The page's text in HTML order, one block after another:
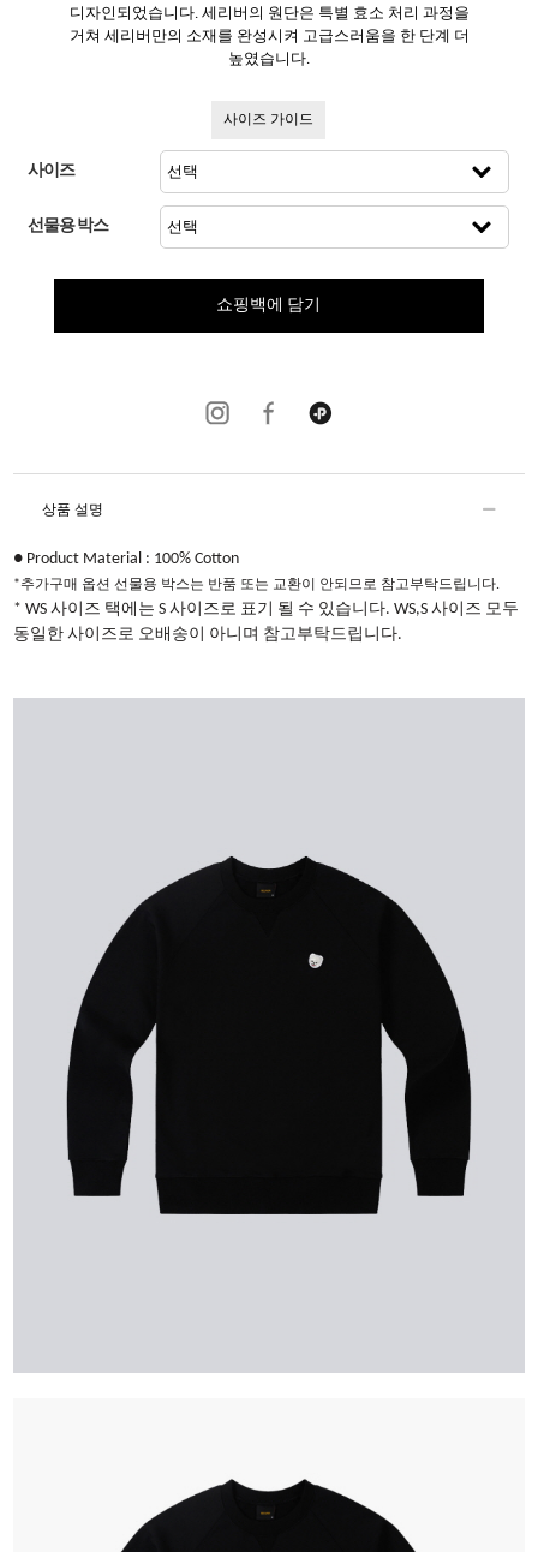
디자인되었습니다. 세리버의 원단은 특별 효소 처리 과정을
거쳐 세리버만의 소재를 완성시켜 고급스러움을 한 단계 더
높였습니다.
사이즈 가이드
사이즈
선물용 박스
쇼핑백에 담기
상품 설명
● Product Material : 100% Cotton​
*추가구매 옵션 선물용 박스는 반품 또는 교환이 안되므로 참고부탁드립니다.
* WS 사이즈 택에는 S 사이즈로 표기 될 수 있습니다. WS,S 사이즈 모두
동일한 사이즈로 오배송이 아니며 참고부탁드립니다.